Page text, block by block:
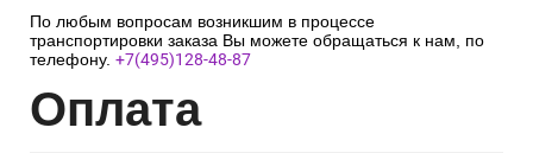
По любым вопросам возникшим в процессе
транспортировки заказа Вы можете обращаться к нам, по
телефону. +7(495)128-48-87
Оплата